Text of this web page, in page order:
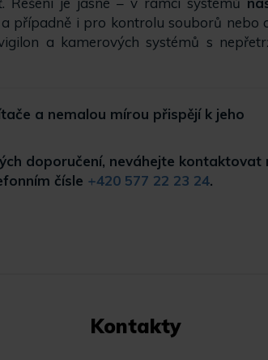
případně i pro kontrolu souborů nebo
a kamerových systémů s
a nemalou mírou přispějí k jeho
doporučení, neváhejte kontaktovat
čísle +420 577 22 23 24.
Kontakty